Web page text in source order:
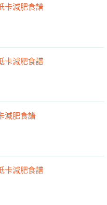
卡減肥食譜
卡減肥食譜
減肥食譜
卡減肥食譜